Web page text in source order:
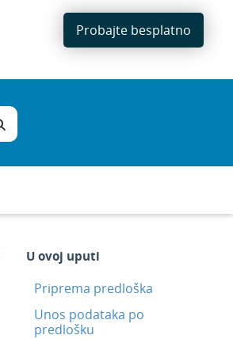
Probajte besplatno
U ovoj uputi
Priprema predloška
Unos podataka po
predlošku